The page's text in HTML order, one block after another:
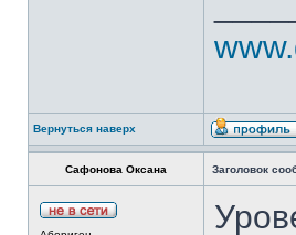
Вернуться наверх
Сафонова Оксана Заголовок